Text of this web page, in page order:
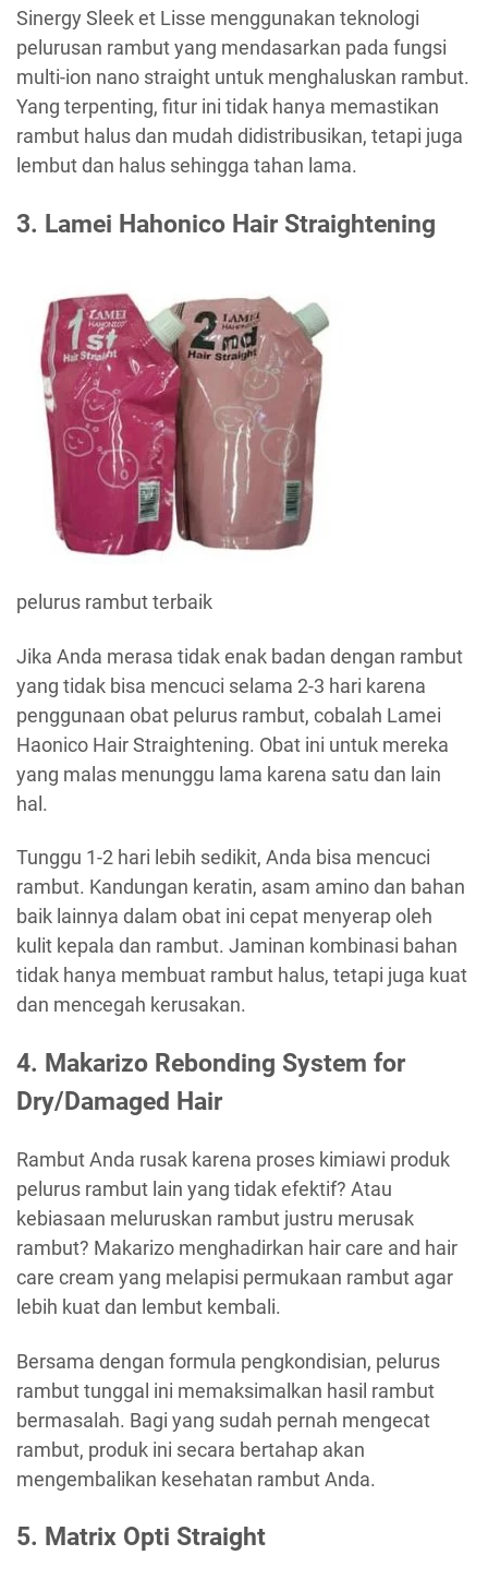
Sinergy Sleek et Lisse menggunakan teknologi
pelurusan rambut yang mendasarkan pada fungsi
multi-ion nano straight untuk menghaluskan rambut.
Yang terpenting, fitur ini tidak hanya memastikan
rambut halus dan mudah didistribusikan, tetapi juga
lembut dan halus sehingga tahan lama.
3. Lamei Hahonico Hair Straightening
pelurus rambut terbaik
Jika Anda merasa tidak enak badan dengan rambut
yang tidak bisa mencuci selama 2-3 hari karena
penggunaan obat pelurus rambut, cobalah Lamei
Haonico Hair Straightening. Obat ini untuk mereka
yang malas menunggu lama karena satu dan lain
hal.
Tunggu 1-2 hari lebih sedikit, Anda bisa mencuci
rambut. Kandungan keratin, asam amino dan bahan
baik lainnya dalam obat ini cepat menyerap oleh
kulit kepala dan rambut. Jaminan kombinasi bahan
tidak hanya membuat rambut halus, tetapi juga kuat
dan mencegah kerusakan.
4. Makarizo Rebonding System for
Dry/Damaged Hair
Rambut Anda rusak karena proses kimiawi produk
pelurus rambut lain yang tidak efektif? Atau
kebiasaan meluruskan rambut justru merusak
rambut? Makarizo menghadirkan hair care and hair
care cream yang melapisi permukaan rambut agar
lebih kuat dan lembut kembali.
Bersama dengan formula pengkondisian, pelurus
rambut tunggal ini memaksimalkan hasil rambut
bermasalah. Bagi yang sudah pernah mengecat
rambut, produk ini secara bertahap akan
mengembalikan kesehatan rambut Anda.
5. Matrix Opti Straight